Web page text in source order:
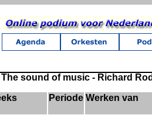
sound of music - Richard
Periode Werken van